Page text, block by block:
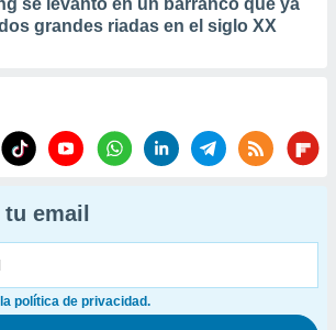
se levantó en un barranco que ya
grandes riadas en el siglo XX
email
política de privacidad.